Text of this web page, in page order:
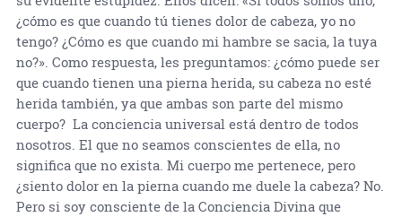
¿cómo es que cuando tú tienes dolor de cabeza, yo no
tengo? ¿Cómo es que cuando mi hambre se sacia, la tuya
no?». Como respuesta, les preguntamos: ¿cómo puede ser
que cuando tienen una pierna herida, su cabeza no esté
herida también, ya que ambas son parte del mismo
cuerpo? La conciencia universal está dentro de todos
nosotros. El que no seamos conscientes de ella, no
significa que no exista. Mi cuerpo me pertenece, pero
¿siento dolor en la pierna cuando me duele la cabeza? No.
Pero si soy consciente de la Conciencia Divina que